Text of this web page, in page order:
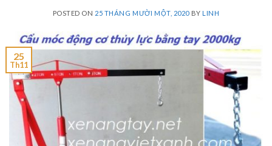
POSTED ON 25 THÁNG MƯỜI MỘT, 2020 BYLINH
25
Th11